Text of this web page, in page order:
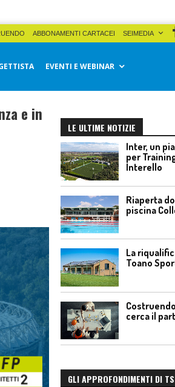
ABBONAMENTI CARTACEI SEIMEDIA
EVENTI E WEBINAR
e in
LE ULTIME NOTIZIE
Inter, un
per
Interello
Riaperta
piscina
La
Toano
cerca il
GLI APPROFONDIMENTI DI